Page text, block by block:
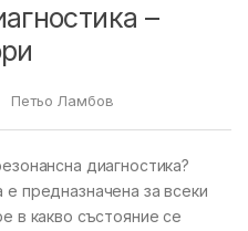
–
Петьо Ламбов
диагностика?
е предназначена за всеки
в какво състояние се